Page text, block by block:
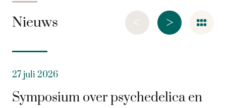
Nieuws >
<
27 juli 2026
Symposium over psychedelica en